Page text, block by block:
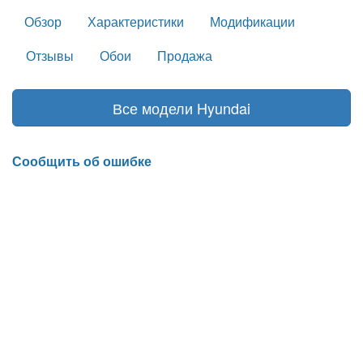
Обзор Характеристики
Модификации
Отзывы
Обои Продажа
Все модели Hyundai
Сообщить об ошибке